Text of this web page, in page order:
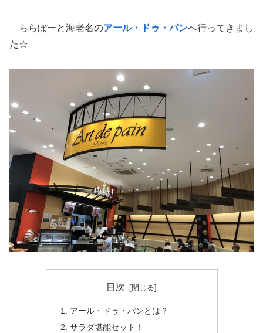
ららぽーと海老名のアール・ドゥ・パンへ行ってきまし
た☆
目次
アール・ドゥ・パンとは？
サラダ堪能セット！